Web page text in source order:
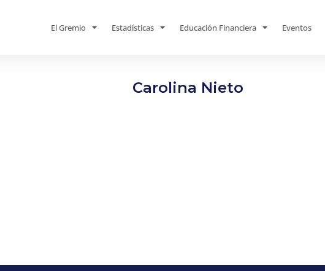
El Gremio Estadísticas Educación Financiera Eventos
Carolina Nieto